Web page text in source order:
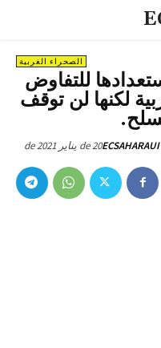
الصحراء الغربية
للتفاوض
لكنها لن توقف
ECSAHARAUI20 de يناير de 2021